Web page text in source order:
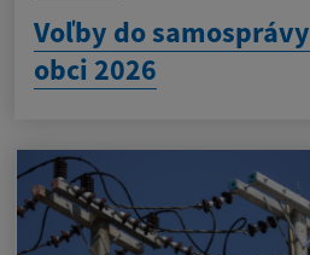
Voľby do samosprávy
obci 2026